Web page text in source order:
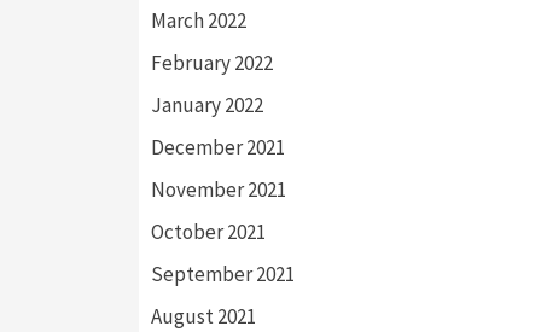
March 2022
February 2022
January 2022
December 2021
November 2021
October 2021
September 2021
August 2021